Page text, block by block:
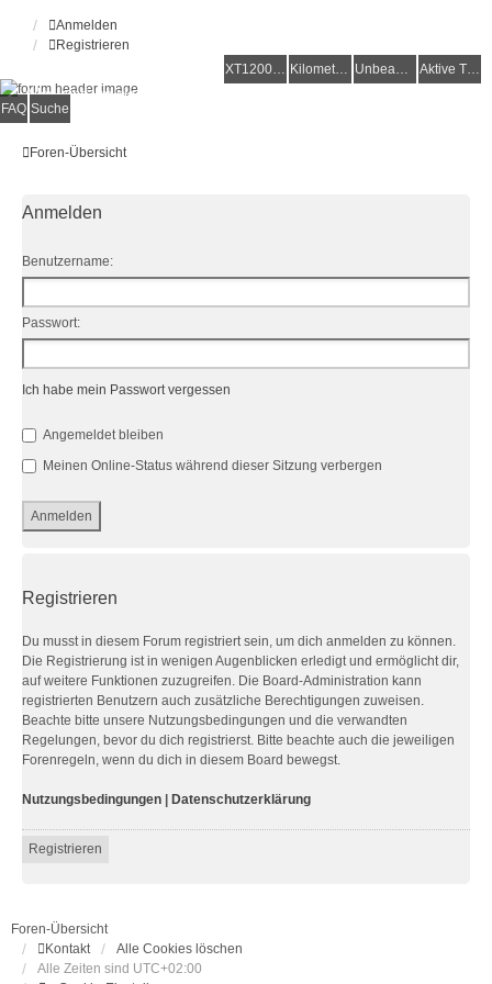
Anmelden
Registrieren
XT1200Z-Wiki
Kilometerstatistik Unbeantwortete Themen Aktive Themen
Alles rund um die Yamaha XT1200Z Super Ténéré
FAQ Suche
Foren-Übersicht
Anmelden
Benutzername:
Passwort:
Ich habe mein Passwort vergessen
Angemeldet bleiben
Meinen Online-Status während dieser Sitzung verbergen
Registrieren
Du musst in diesem Forum registriert sein, um dich anmelden zu können.
Die Registrierung ist in wenigen Augenblicken erledigt und ermöglicht dir,
auf weitere Funktionen zuzugreifen. Die Board-Administration kann
registrierten Benutzern auch zusätzliche Berechtigungen zuweisen.
Beachte bitte unsere Nutzungsbedingungen und die verwandten
Regelungen, bevor du dich registrierst. Bitte beachte auch die jeweiligen
Forenregeln, wenn du dich in diesem Board bewegst.
Nutzungsbedingungen Datenschutzerklärung
Registrieren
Foren-Übersicht
Kontakt
Alle Cookies löschen
Alle Zeiten sind UTC+02:00